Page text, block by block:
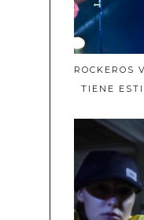
ROCKEROS
TIENE